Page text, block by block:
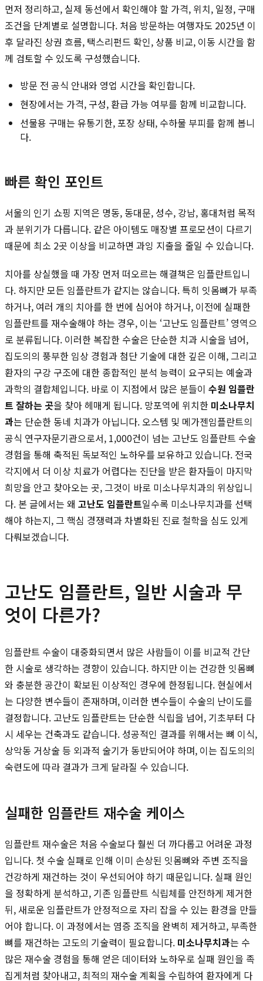
먼저 정리하고, 실제 동선에서 확인해야 할 가격, 위치, 일정, 구매
조건을 단계별로 설명합니다. 처음 방문하는 여행자도 2025년 이
후 달라진 상권 흐름, 택스리펀드 확인, 상품 비교, 이동 시간을 함
께 검토할 수 있도록 구성했습니다.
방문 전 공식 안내와 영업 시간을 확인합니다.
현장에서는 가격, 구성, 환급 가능 여부를 함께 비교합니다.
선물용 구매는 유통기한, 포장 상태, 수하물 부피를 함께 봅니
다.
빠른 확인 포인트
서울의 인기 쇼핑 지역은 명동, 동대문, 성수, 강남, 홍대처럼 목적
과 분위기가 다릅니다. 같은 아이템도 매장별 프로모션이 다르기
때문에 최소 2곳 이상을 비교하면 과잉 지출을 줄일 수 있습니다.
치아를 상실했을 때 가장 먼저 떠오르는 해결책은 임플란트입니
다. 하지만 모든 임플란트가 같지는 않습니다. 특히 잇몸뼈가 부족
하거나, 여러 개의 치아를 한 번에 심어야 하거나, 이전에 실패한
임플란트를 재수술해야 하는 경우, 이는 ‘고난도 임플란트’ 영역으
로 분류됩니다. 이러한 복잡한 수술은 단순한 치과 시술을 넘어,
집도의의 풍부한 임상 경험과 첨단 기술에 대한 깊은 이해, 그리고
환자의 구강 구조에 대한 종합적인 분석 능력이 요구되는 예술과
과학의 결합체입니다. 바로 이 지점에서 많은 분들이 수원 임플란
트 잘하는 곳을 찾아 헤매게 됩니다. 망포역에 위치한 미소나무치
과는 단순한 동네 치과가 아닙니다. 오스템 및 메가젠임플란트의
공식 연구자문기관으로서, 1,000건이 넘는 고난도 임플란트 수술
경험을 통해 축적된 독보적인 노하우를 보유하고 있습니다. 전국
각지에서 더 이상 치료가 어렵다는 진단을 받은 환자들이 마지막
희망을 안고 찾아오는 곳, 그것이 바로 미소나무치과의 위상입니
다. 본 글에서는 왜 고난도 임플란트일수록 미소나무치과를 선택
해야 하는지, 그 핵심 경쟁력과 차별화된 진료 철학을 심도 있게
다뤄보겠습니다.
고난도 임플란트, 일반 시술과 무
엇이 다른가?
임플란트 수술이 대중화되면서 많은 사람들이 이를 비교적 간단
한 시술로 생각하는 경향이 있습니다. 하지만 이는 건강한 잇몸뼈
와 충분한 공간이 확보된 이상적인 경우에 한정됩니다. 현실에서
는 다양한 변수들이 존재하며, 이러한 변수들이 수술의 난이도를
결정합니다. 고난도 임플란트는 단순한 식립을 넘어, 기초부터 다
시 세우는 건축과도 같습니다. 성공적인 결과를 위해서는 뼈 이식,
상악동 거상술 등 외과적 술기가 동반되어야 하며, 이는 집도의의
숙련도에 따라 결과가 크게 달라질 수 있습니다.
실패한 임플란트 재수술 케이스
임플란트 재수술은 처음 수술보다 훨씬 더 까다롭고 어려운 과정
입니다. 첫 수술 실패로 인해 이미 손상된 잇몸뼈와 주변 조직을
건강하게 재건하는 것이 우선되어야 하기 때문입니다. 실패 원인
을 정확하게 분석하고, 기존 임플란트 식립체를 안전하게 제거한
뒤, 새로운 임플란트가 안정적으로 자리 잡을 수 있는 환경을 만들
어야 합니다. 이 과정에서는 염증 조직을 완벽히 제거하고, 부족한
뼈를 재건하는 고도의 기술력이 필요합니다. 미소나무치과는 수
많은 재수술 경험을 통해 얻은 데이터와 노하우로 실패 원인을 족
집게처럼 찾아내고, 최적의 재수술 계획을 수립하여 환자에게 다